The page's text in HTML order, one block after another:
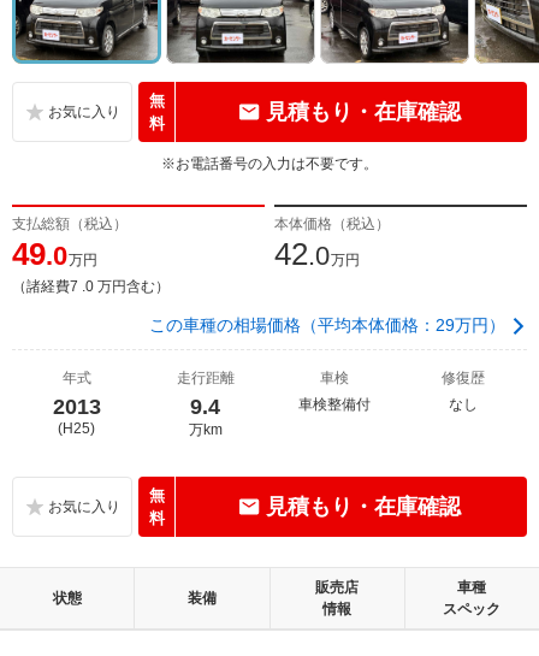
無
料
見積もり・在庫確認
※お電話番号の入力は不要です。
支払総額（税込）
49.0万円
（諸経費7 .0 万円含む）
本体価格（税込）
42.0万円
この車種の相場価格（平均本体価格：29万円）
年式
2013
(H25)
走行距離
9.4
万km
車検
車検整備付
修復歴
なし
無
料
見積もり・在庫確認
状態 装備
販売店
情報
車種
スペック